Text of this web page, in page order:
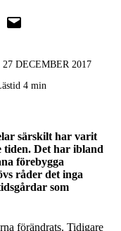
WhatsApp
Maila en länk
27 DECEMBER 2017
4 min
särskilt har varit
tiden. Det har ibland
förebygga
råder det inga
som
förändrats. Tidigare